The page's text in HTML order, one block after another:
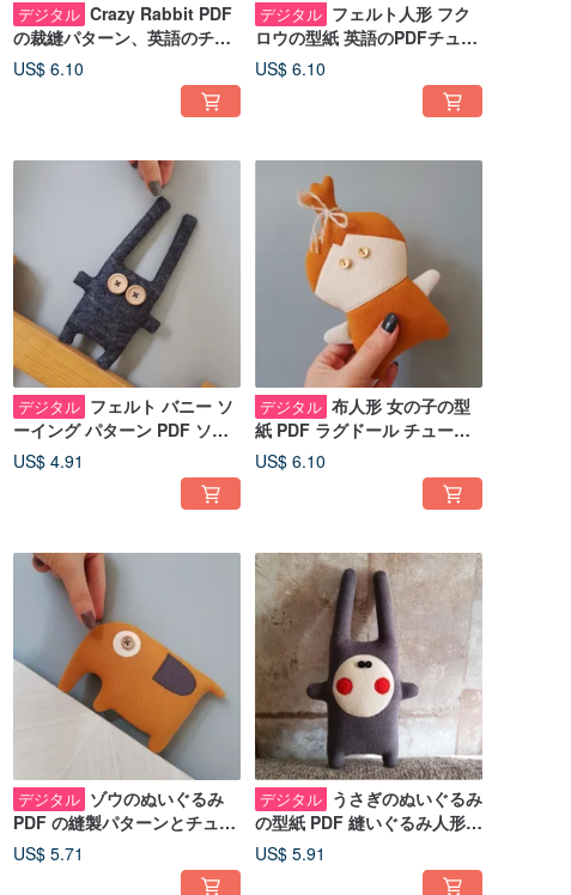
デジタル Crazy Rabbit PDF
の裁縫パターン、英語のチュ
ートリアル、Creepy
Halloween doll PDF
US$ 6.10
デジタル フェルト人形 フク
ロウの型紙 英語のPDFチュー
トリアル デジタルダウンロー
ド
US$ 6.10
デジタル フェルト バニー ソ
ーイング パターン PDF ソフ
ト トイ チュートリアル (英
語)、デジタル ダウンロード
US$ 4.91
デジタル 布人形 女の子の型
紙 PDF ラグドール チュート
リアル 英語、デジタル ダウン
ロード
US$ 6.10
デジタル ゾウのぬいぐるみ
PDF の縫製パターンとチュー
トリアル (英語)、デジタル ダ
ウンロード
US$ 5.71
デジタル うさぎのぬいぐるみ
の型紙 PDF 縫いぐるみ人形チ
ュートリアル デジタル ダウン
ロード
US$ 5.91